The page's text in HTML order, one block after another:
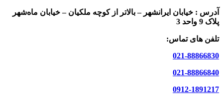
آدرس : خیابان ایرانشهر – بالاتر از کوچه ملکیان – خیابان ماه‌شهر
پلاک 9 واحد 3
تلفن های تماس:
021-88866830
021-88866840
0912-1891217